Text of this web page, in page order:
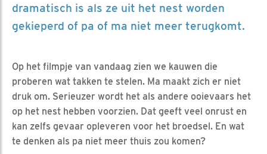
dramatisch is als ze uit het nest worden
gekieperd of pa of ma niet meer terugkomt.
Op het filmpje van vandaag zien we kauwen die
proberen wat takken te stelen. Ma maakt zich er niet
druk om. Serieuzer wordt het als andere ooievaars het
op het nest hebben voorzien. Dat geeft veel onrust en
kan zelfs gevaar opleveren voor het broedsel. En wat
te denken als pa niet meer thuis zou komen?